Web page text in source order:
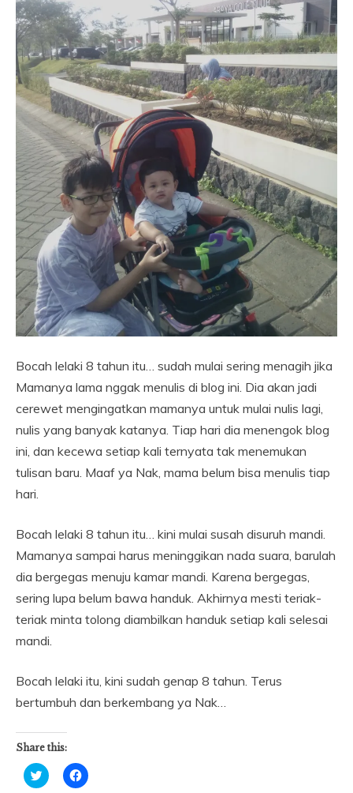
Bocah lelaki 8 tahun itu… sudah mulai sering menagih jika
Mamanya lama nggak menulis di blog ini. Dia akan jadi
cerewet mengingatkan mamanya untuk mulai nulis lagi,
nulis yang banyak katanya. Tiap hari dia menengok blog
ini, dan kecewa setiap kali ternyata tak menemukan
tulisan baru. Maaf ya Nak, mama belum bisa menulis tiap
hari.
Bocah lelaki 8 tahun itu… kini mulai susah disuruh mandi.
Mamanya sampai harus meninggikan nada suara, barulah
dia bergegas menuju kamar mandi. Karena bergegas,
sering lupa belum bawa handuk. Akhirnya mesti teriak-
teriak minta tolong diambilkan handuk setiap kali selesai
mandi.
Bocah lelaki itu, kini sudah genap 8 tahun. Terus
bertumbuh dan berkembang ya Nak…
Share this:
Click
to
Click
to